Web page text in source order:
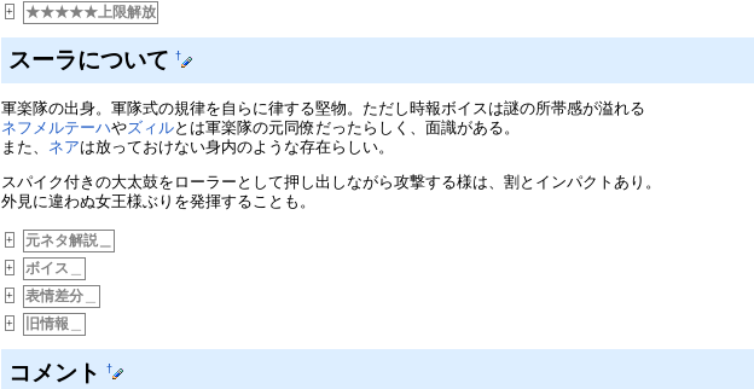
+ ★★★★★上限解放
スーラについて†
軍楽隊の出身。軍隊式の規律を自らに律する堅物。ただし時報ボイスは謎の所帯感が溢れる
ネフメルテーハやズィルとは軍楽隊の元同僚だったらしく、面識がある。
また、 ネアは放っておけない身内のような存在らしい。
スパイク付きの大太鼓をローラーとして押し出しながら攻撃する様は、割とインパクトあり。
外見に違わぬ女王様ぶりを発揮することも。
+ 元ネタ解説＿
+ ボイス
+ 表情差分
+ 旧情報
コメント†